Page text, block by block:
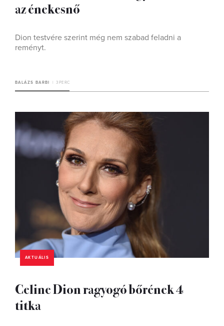
az énekesnő
Dion testvére szerint még nem szabad feladni a
reményt.
BALÁZS BARBI 3 PERC
AKTUÁLIS
Celine Dion ragyogó bőrének 4
titka